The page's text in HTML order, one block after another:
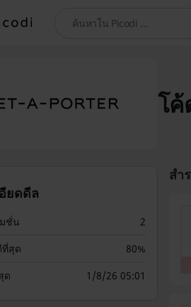
ค้นหา
โค้
สำ
ยดดีล
ชั่น
2
สุด
80%
ด
1/8/26 05:01